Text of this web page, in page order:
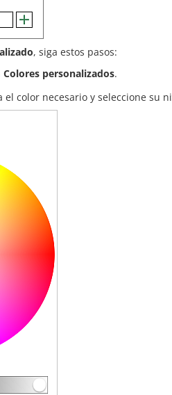
, siga estos pasos:
Colores personalizados.
color necesario y seleccione su